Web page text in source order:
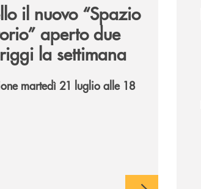
il nuovo “Spazio
aperto due
la settimana
martedì 21 luglio alle 18